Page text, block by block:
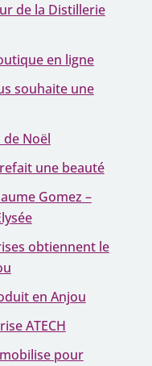
de la Distillerie
en ligne
souhaite une
Noël
une beauté
Gomez –
obtiennent le
en Anjou
ATECH
pour